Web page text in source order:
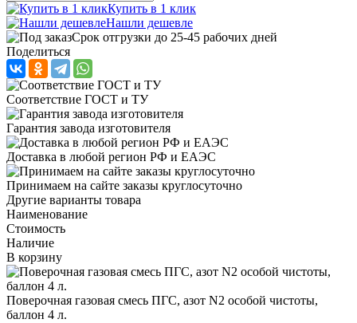
Купить в 1 клик
Нашли дешевле
Срок отгрузки до 25-45 рабочих дней
Поделиться
Соответствие ГОСТ и ТУ
Гарантия завода изготовителя
Доставка в любой регион РФ и ЕАЭС
Принимаем на сайте заказы круглосуточно
Другие варианты товара
Наименование
Стоимость
Наличие
В корзину
Поверочная газовая смесь ПГС, азот N2 особой чистоты,
баллон 4 л.